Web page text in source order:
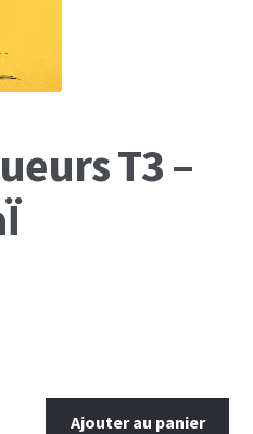
T3 –
Ajouter au panier